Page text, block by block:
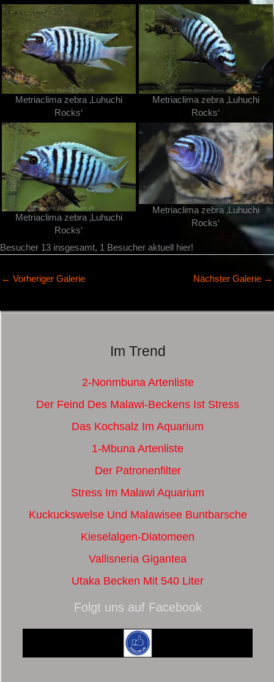
Metriaclima zebra ‚Luhuchi
Rocks‘
Metriaclima zebra ‚Luhuchi
Rocks‘
Metriaclima zebra ‚Luhuchi
Rocks‘
Metriaclima zebra ‚Luhuchi
Rocks‘
Besucher 13 insgesamt, 1 Besucher aktuell hier!
← Vorheriger Galerie Nächster Galerie →
Im Trend
2-Nonmbuna Artenliste
Der Feind Des Malawi-Beckens Ist Stress
Das Kochsalz Im Aquarium
1-Mbuna Artenliste
Der Patronenfilter
Stress Im Malawi Aquarium
Kuckuckswelse Und Malawisee Buntbarsche
Kieselalgen-Diatomeen
Vallisneria Gigantea
Utaka Becken Mit 540 Liter
Folgt uns auf Facebook